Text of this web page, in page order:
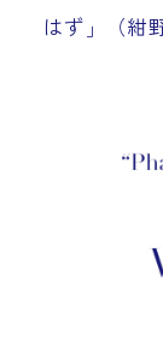
はず」（紺野